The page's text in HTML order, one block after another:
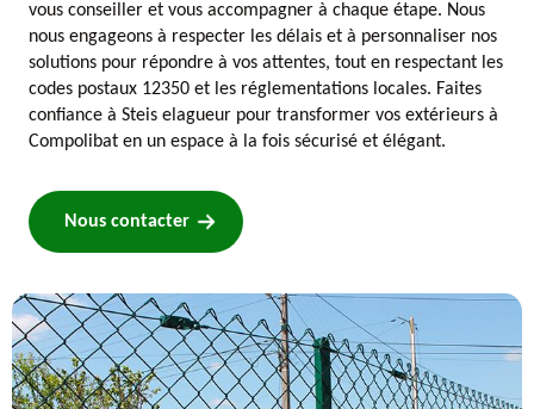
vous conseiller et vous accompagner à chaque étape. Nous
nous engageons à respecter les délais et à personnaliser nos
solutions pour répondre à vos attentes, tout en respectant les
codes postaux 12350 et les réglementations locales. Faites
confiance à Steis elagueur pour transformer vos extérieurs à
Compolibat en un espace à la fois sécurisé et élégant.
Nous contacter